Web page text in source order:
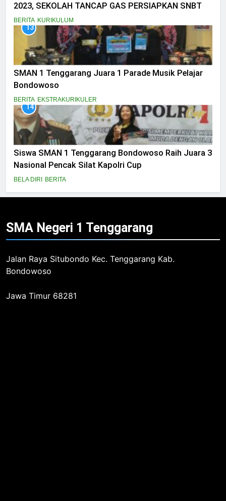
2023, SEKOLAH TANCAP GAS PERSIAPKAN SNBT
BERITA KURIKULUM
13
SMAN 1 Tenggarang Juara 1 Parade Musik Pelajar
Bondowoso
BERITA EKSTRAKURIKULER
14
Siswa SMAN 1 Tenggarang Bondowoso Raih Juara 3
Nasional Pencak Silat Kapolri Cup
BELA DIRI BERITA
SMA Negeri 1 Tenggarang
Jalan Raya Situbondo Kec. Tenggarang Kab.
Bondowoso
Jawa Timur 68281